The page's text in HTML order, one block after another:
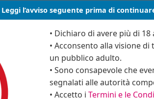
Leggi l’avviso seguente prima di
• Dichiaro di avere più di 18
• Acconsento alla visione
un pubblico adulto.
• Sono consapevole che
segnalati alle autorità
• Accetto i Termini e le